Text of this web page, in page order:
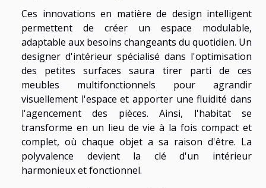
Ces innovations en matière de design intelligent
permettent de créer un espace modulable,
adaptable aux besoins changeants du quotidien. Un
designer d'intérieur spécialisé dans l'optimisation
des petites surfaces saura tirer parti de ces
meubles multifonctionnels pour agrandir
visuellement l'espace et apporter une fluidité dans
l'agencement des pièces. Ainsi, l'habitat se
transforme en un lieu de vie à la fois compact et
complet, où chaque objet a sa raison d'être. La
polyvalence devient la clé d'un intérieur
harmonieux et fonctionnel.